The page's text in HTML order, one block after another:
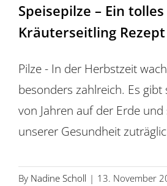
Speisepilze – Ein tolles
Kräuterseitling Rezept
Pilze - In der Herbstzeit
besonders zahlreich. Es gibt
von Jahren auf der Erde
unserer Gesundheit
By Nadine Scholl | 13. November